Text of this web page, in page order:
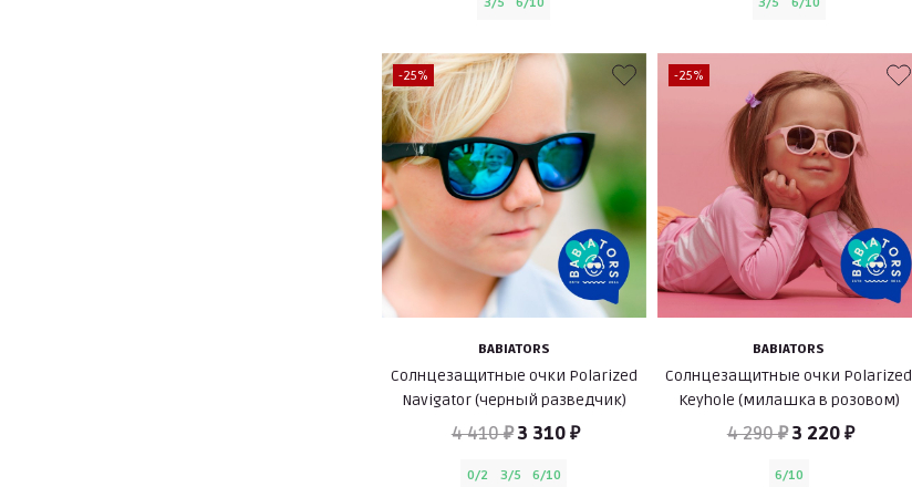
-25%
BABIATORS
Солнцезащитные очки Polarized
Navigator (черный разведчик)
4 410 ₽3 310 ₽
0/2 3/5 6/10
-25%
BABIATORS
Солнцезащитные очки Polarized
Keyhole (милашка в розовом)
4 290 ₽3 220 ₽
6/10